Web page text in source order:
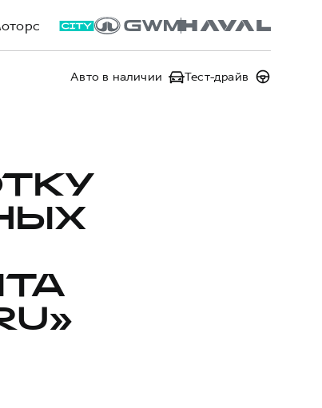
Авто в наличии Тест-драйв